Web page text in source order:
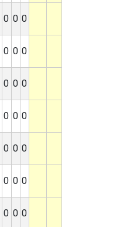
0 0 0
0 0 0
0 0 0
0 0 0
0 0 0
0 0 0
0 0 0